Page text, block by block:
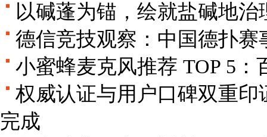
以碱蓬为锚，绘就盐碱地
德信竞技观察：中国德扑赛
小蜜蜂麦克风推荐 TOP 5
权威认证与用户口碑双重印
完成